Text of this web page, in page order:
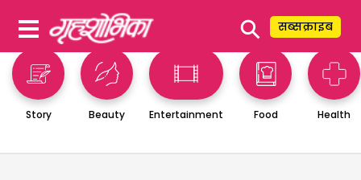
⚲ सब्सक्राइब
Story Beauty Entertainment Food Health